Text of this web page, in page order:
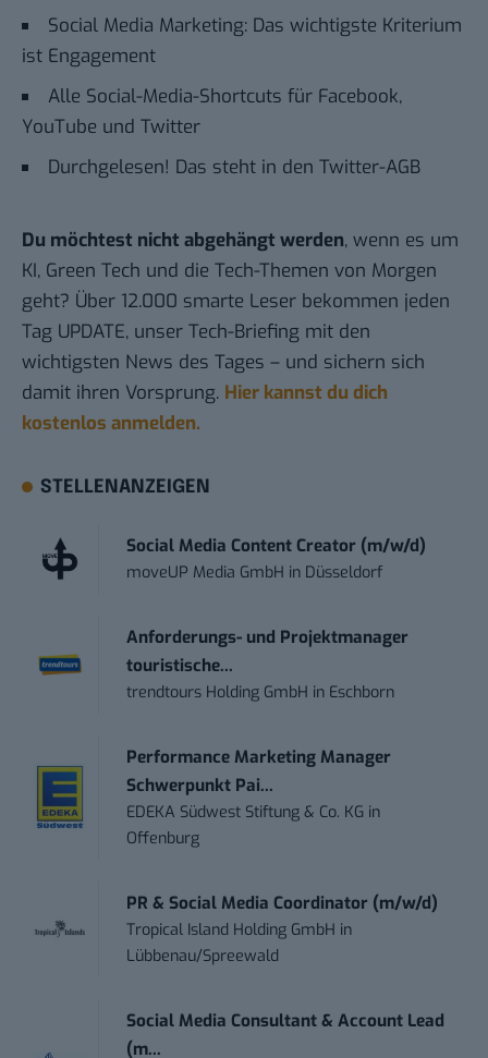
Social Media Marketing: Das wichtigste Kriterium
ist Engagement
Alle Social-Media-Shortcuts für Facebook,
YouTube und Twitter
Durchgelesen! Das steht in den Twitter-AGB
Du möchtest nicht abgehängt werden, wenn es um
KI, Green Tech und die Tech-Themen von Morgen
geht? Über 12.000 smarte Leser bekommen jeden
Tag UPDATE, unser Tech-Briefing mit den
wichtigsten News des Tages – und sichern sich
damit ihren Vorsprung. Hier kannst du dich
kostenlos anmelden.
STELLENANZEIGEN
Social Media Content Creator (m/w/d)
moveUP Media GmbH in Düsseldorf
Anforderungs- und Projektmanager
touristische...
trendtours Holding GmbH in Eschborn
Performance Marketing Manager
Schwerpunkt Pai...
EDEKA Südwest Stiftung & Co. KG in
Offenburg
PR & Social Media Coordinator (m/w/d)
Tropical Island Holding GmbH in
Lübbenau/Spreewald
Social Media Consultant & Account Lead
(m...